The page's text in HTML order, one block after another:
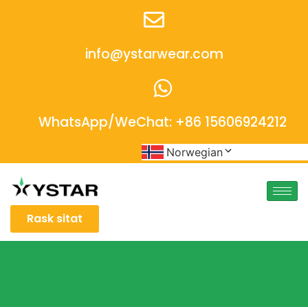
info@ystarwear.com
WhatsApp/WeChat: +86 15606924212
Norwegian
Rask sitat